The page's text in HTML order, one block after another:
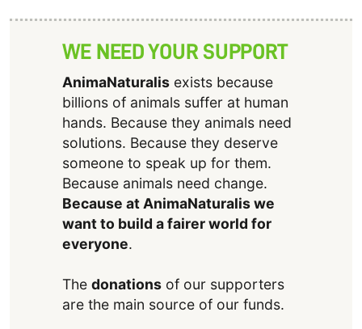
WE NEED YOUR SUPPORT
AnimaNaturalisexists because
billions of animals suffer at human
hands. Because they animals need
solutions. Because they deserve
someone to speak up for them.
Because animals need change.
Because at AnimaNaturalis we
want to build a fairer world for
everyone.
The donationsof our supporters
are the main source of our funds.